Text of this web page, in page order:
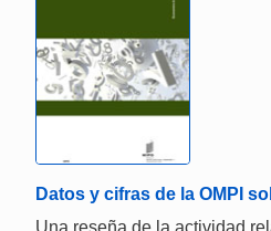
Datos y cifras de la OMPI
Una reseña de la actividad